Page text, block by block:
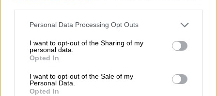
Please note that this website/app uses one or more Google
not limited to your visit or usage behaviour. You may click to
grant or deny consent to Google and its third-party tags to
use your data for below specified purposes in below Google
consent section.
Personal Data Processing Opt Outs
I want to opt-out of the Sharing of my
personal data.
Opted In
I want to opt-out of the Sale of my
Personal Data.
Opted In
πολλά αιγοπρόβατα», σχολίασε ο πρώην
πρόεδρος του ΟΠΕΚΕΠΕ κ. Σημανδρακος,
προσθέτοντας και άλλα απολογιστικά
στοιχεία που δείχνουν το πάρτι στον
ΟΠΕΚΕΠΕ τα προηγούμενα χρόνια.
Παραδίδοντας τα σχετικά έγγραφα στο